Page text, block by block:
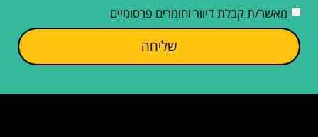
מאשר/ת קבלת דיוור וחומרים פרסומיים
שליחה